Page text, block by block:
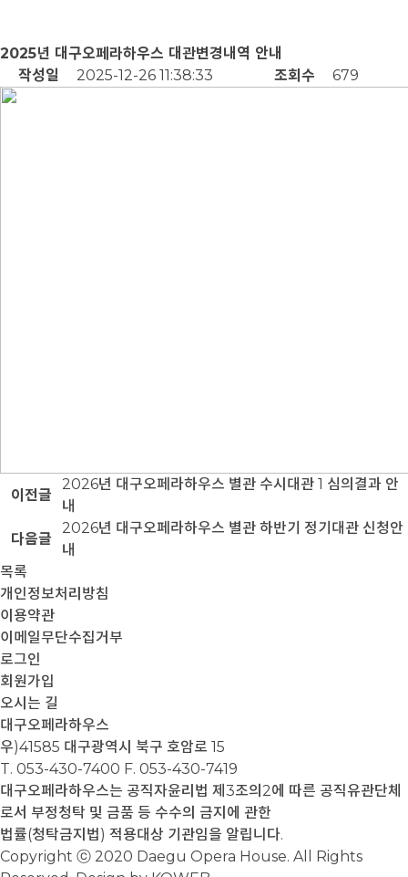
2025년 대구오페라하우스 대관변경내역 안내
작성일
2025-12-26 11:38:33 조회수 679
이전글
2026년 대구오페라하우스 별관 수시대관 1 심의결과 안
내
다음글
2026년 대구오페라하우스 별관 하반기 정기대관 신청안
내
목록
개인정보처리방침
이용약관
이메일무단수집거부
로그인
회원가입
오시는 길
대구오페라하우스
우)41585 대구광역시 북구 호암로 15
T. 053-430-7400 F. 053-430-7419
대구오페라하우스는 공직자윤리법 제3조의2에 따른 공직유관단체
로서 부정청탁 및 금품 등 수수의 금지에 관한
법률(청탁금지법) 적용대상 기관임을 알립니다.
Copyright ⓒ 2020 Daegu Opera House. All Rights